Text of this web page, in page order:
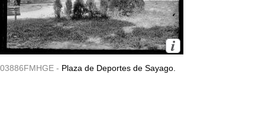
03886FMHGE - Plaza de Deportes de Sayago.